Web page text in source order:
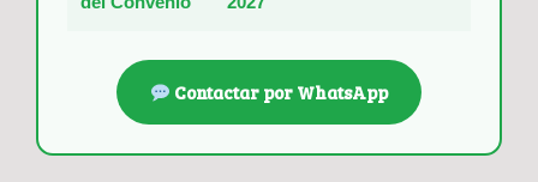
Contactar por WhatsApp